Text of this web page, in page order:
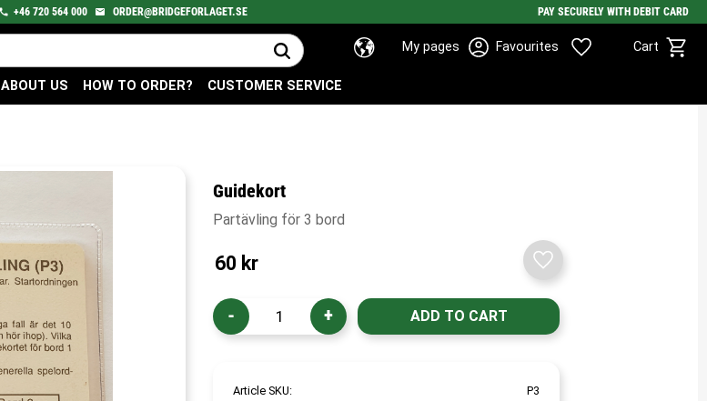
+46 720 564 000 ORDER@BRIDGEFORLAGET.SE PAY SECURELY WITH DEBIT CARD
My pages Favourites Cart
Favorites Basket
ABOUT US HOW TO ORDER? CUSTOMER SERVICE
Guidekort
Partävling för 3 bord
60 kr
+
-
Add to favorites
Article SKU P3